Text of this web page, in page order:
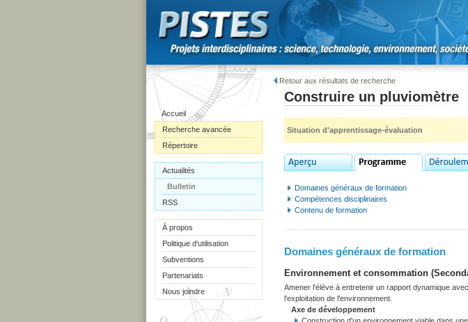
Accueil
Recherche avancée
Répertoire
Actualités
Bulletin
RSS
À propos
Politique d'utilisation
Subventions
Partenariats
Nous joindre
Retour aux résultats de recherche
Construire un pluviomètre
Situation d'apprentissage-évaluation
Domaines généraux de formation
Compétences disciplinaires
Contenu de formation
Domaines généraux de formation
Environnement et consommation
Amener l'élève à entretenir un rapport dynamique
l'exploitation de l'environnement.
Axe de développement